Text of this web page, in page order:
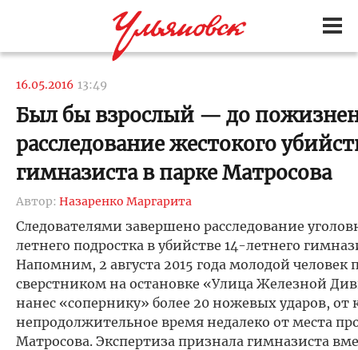
16.05.2016 13:49
Был бы взрослый — до
расследование жестокого
гимназиста в парке Матросова
Автор: Назаренко Маргарита
Следователями завершено расследование
летнего подростка в убийстве 14-летнего
Напомним, 2 августа 2015 года молодой человек
сверстником на остановке «Улица Железной
нанес «сопернику» более 20 ножевых ударов, от
непродолжительное время недалеко от места
Матросова. Экспертиза признала гимназиста